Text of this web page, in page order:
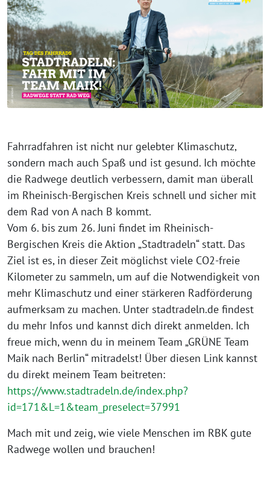
Fahrradfahren ist nicht nur gelebter Klimaschutz,
sondern mach auch Spaß und ist gesund. Ich möchte
die Radwege deutlich verbessern, damit man überall
im Rheinisch-Bergischen Kreis schnell und sicher mit
dem Rad von A nach B kommt.
Vom 6. bis zum 26. Juni findet im Rheinisch-
Bergischen Kreis die Aktion „Stadtradeln“ statt. Das
Ziel ist es, in dieser Zeit möglichst viele CO2-freie
Kilometer zu sammeln, um auf die Notwendigkeit von
mehr Klimaschutz und einer stärkeren Radförderung
aufmerksam zu machen. Unter stadtradeln.de findest
du mehr Infos und kannst dich direkt anmelden. Ich
freue mich, wenn du in meinem Team „GRÜNE Team
Maik nach Berlin“ mitradelst! Über diesen Link kannst
du direkt meinem Team beitreten:
https://www.stadtradeln.de/index.php?
id=171&L=1&team_preselect=37991
Mach mit und zeig, wie viele Menschen im RBK gute
Radwege wollen und brauchen!